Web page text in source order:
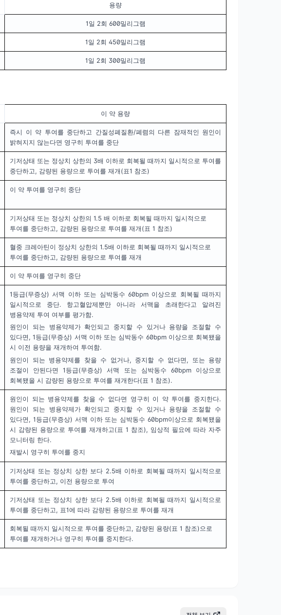
용량
1일 2회 600밀리그램
1일 2회 450밀리그램
1일 2회 300밀리그램
이 약 용량
즉시 이 약 투여를 중단하고 간질성폐질환/폐렴의 다른 잠재적인 원인이
밝혀지지 않는다면 영구히 투여를 중단
기저상태 또는 정상치 상한의 3배 이하로 회복될 때까지 일시적으로 투여를
중단하고, 감량된 용량으로 투여를 재개(표1 참조)
이 약 투여를 영구히 중단
기저상태 또는 정상치 상한의 1.5 배 이하로 회복될 때까지 일시적으로
투여를 중단하고, 감량된 용량으로 투여를 재개(표 1 참조)
혈중 크레아틴이 정상치 상한의 1.5배 이하로 회복될 때까지 일시적으로
투여를 중단하고, 감량된 용량으로 투여를 재개
이 약 투여를 영구히 중단
1등급(무증상) 서맥 이하 또는 심박동수 60bpm 이상으로 회복될 때까지
일시적으로 중단. 항고혈압제뿐만 아니라 서맥을 초래한다고 알려진
병용약제 투여 여부를 평가함.
원인이 되는 병용약제가 확인되고 중지할 수 있거나 용량을 조절할 수
있다면, 1등급(무증상) 서맥 이하 또는 심박동수 60bpm 이상으로 회복됐을
시 이전 용량을 재개하여 투여함.
원인이 되는 병용약제를 찾을 수 없거나, 중지할 수 없다면, 또는 용량
조절이 안된다면 1등급(무증상) 서맥 또는 심박동수 60bpm 이상으로
회복됐을 시 감량된 용량으로 투여를 재개한다(표 1 참조).
원인이 되는 병용약제를 찾을 수 없다면 영구히 이 약 투여를 중지한다.
원인이 되는 병용약제가 확인되고 중지할 수 있거나 용량을 조절할 수
있다면, 1등급(무증상) 서맥 이하 또는 심박동수 60bpm이상으로 회복됐을
시 감량된 용량으로 투여를 재개하고(표 1 참조), 임상적 필요에 따라 자주
모니터링 한다.
재발시 영구히 투여를 중지
기저상태 또는 정상치 상한 보다 2.5배 이하로 회복될 때까지 일시적으로
투여를 중단하고, 이전 용량으로 투여
기저상태 또는 정상치 상한 보다 2.5배 이하로 회복될 때까지 일시적으로
투여를 중단하고, 표1에 따라 감량된 용량으로 투여를 재개
회복될 때까지 일시적으로 투여를 중단하고, 감량된 용량(표 1 참조)으로
투여를 재개하거나 영구히 투여를 중지한다.